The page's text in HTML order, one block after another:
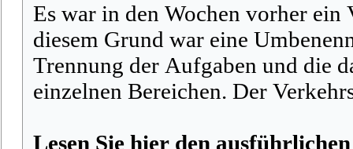
Es war in den Wochen vorher
diesem Grund war eine
Trennung der Aufgaben und die
einzelnen Bereichen. Der
Lesen Sie hier den